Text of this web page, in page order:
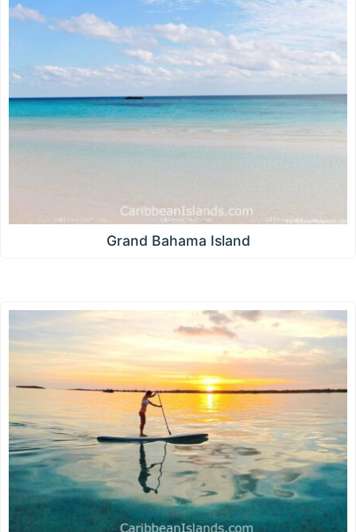
Grand Bahama Island